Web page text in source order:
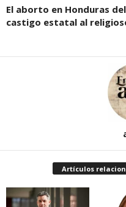
El aborto en Honduras del
castigo estatal al
Artículos